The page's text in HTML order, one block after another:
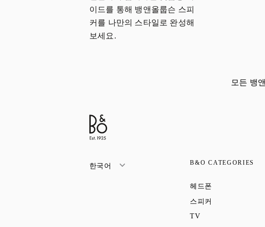
이드를 통해 뱅앤올룹슨 스피
커를 나만의 스타일로 완성해
보세요.
모든 뱅
한국어 B&O CATEGORIES
헤드폰
스피커
TVLink Opens in New